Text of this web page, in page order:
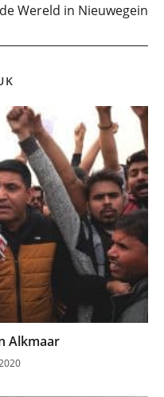
Wereld in Nieuwegein
Alkmaar